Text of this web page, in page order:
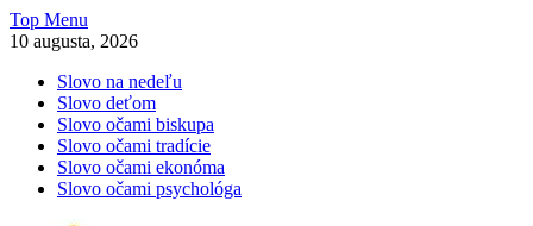
Skip
to
Top Menu
10 augusta, 2026
Slovo na nedeľu
Slovo deťom
Slovo očami biskupa
Slovo očami tradície
Slovo očami ekonóma
Slovo očami psychológa